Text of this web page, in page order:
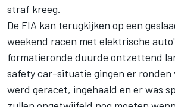
straf kreeg.
De FIA kan terugkijken op een
weekend racen met elektrische
formatieronde duurde ontzettend
safety car-situatie gingen er ronden
werd geracet, ingehaald en er was